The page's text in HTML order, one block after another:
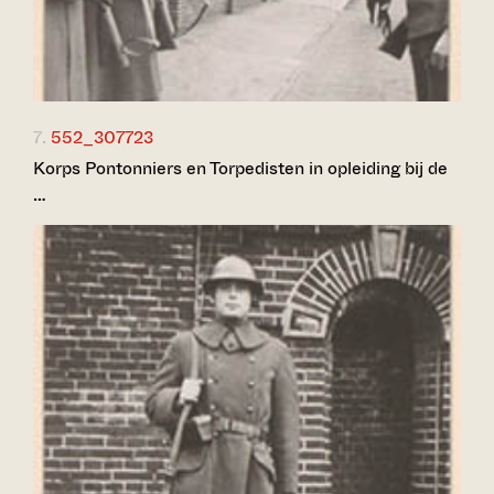
7. 552_307723
Korps Pontonniers en Torpedisten in opleiding bij de
…